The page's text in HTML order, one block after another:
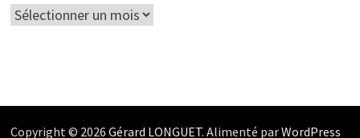
Archives
Copyright © 2026 Gérard LONGUET. Alimenté parWordPress